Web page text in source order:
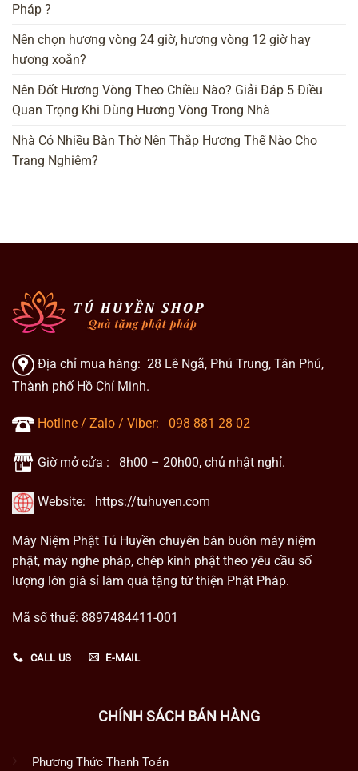
Pháp ?
Nên chọn hương vòng 24 giờ, hương vòng 12 giờ hay
hương xoắn?
Nên Đốt Hương Vòng Theo Chiều Nào? Giải Đáp 5 Điều
Quan Trọng Khi Dùng Hương Vòng Trong Nhà
Nhà Có Nhiều Bàn Thờ Nên Thắp Hương Thế Nào Cho
Trang Nghiêm?
Địa chỉ mua hàng: 28 Lê Ngã, Phú Trung, Tân Phú,
Thành phố Hồ Chí Minh.
Hotline / Zalo / Viber: 098 881 28 02
Giờ mở cửa : 8h00 – 20h00, chủ nhật nghỉ.
Website: https://tuhuyen.com
Máy Niệm Phật Tú Huyền chuyên bán buôn máy niệm
phật, máy nghe pháp, chép kinh phật theo yêu cầu số
lượng lớn giá sỉ làm quà tặng từ thiện Phật Pháp.
Mã số thuế: 8897484411-001
CALL US E-MAIL
CHÍNH SÁCH BÁN HÀNG
Phương Thức Thanh Toán